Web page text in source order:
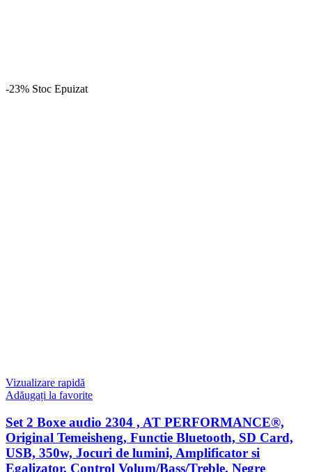
-23% Stoc Epuizat
Vizualizare rapidă
Adăugați la favorite
Set 2 Boxe audio 2304 , AT PERFORMANCE®,
Original Temeisheng, Functie Bluetooth, SD Card,
USB, 350w, Jocuri de lumini, Amplificator si
Egalizator, Control Volum/Bass/Treble, Negre